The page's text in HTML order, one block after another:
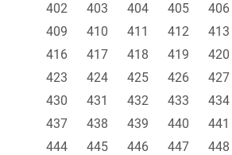
402
403 404 405 406
409
410 411 412 413
416
417 418 419 420
423
424 425 426 427
430
431 432 433 434
437
438 439 440 441
444
445 446 447 448